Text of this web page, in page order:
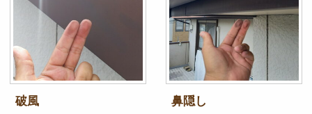
破風 鼻隠し